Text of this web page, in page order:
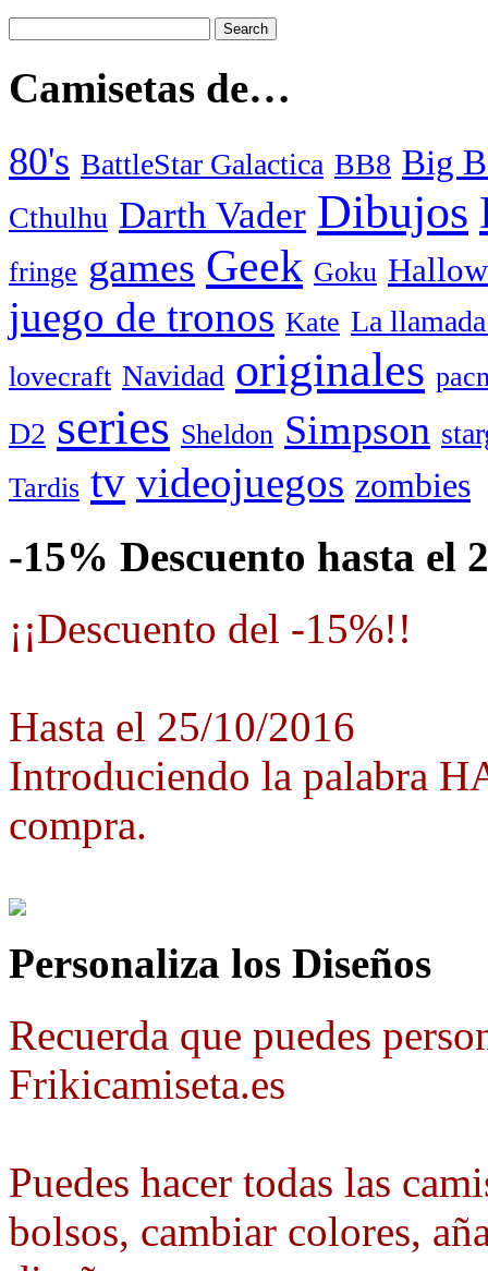
Camisetas de…
80's BattleStar Galactica BB8 Big
Cthulhu Darth Vader Dibujos
fringe games Geek Goku
juego de tronos Kate La
lovecraft Navidad originales
D2 series Sheldon Simpson
Tardis tv videojuegos zombies
-15% Descuento hasta el
¡¡Descuento del -15%!!
Hasta el 25/10/2016
Introduciendo la palabra
compra.
Personaliza los Diseños
Recuerda que puedes
Frikicamiseta.es
Puedes hacer todas las
bolsos, cambiar colores,